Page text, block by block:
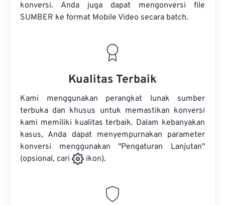
konversi. Anda juga dapat mengonversi file
SUMBER ke format Mobile Video secara batch.
Kualitas Terbaik
Kami menggunakan perangkat lunak sumber
terbuka dan khusus untuk memastikan konversi
kami memiliki kualitas terbaik. Dalam kebanyakan
kasus, Anda dapat menyempurnakan parameter
konversi menggunakan "Pengaturan Lanjutan"
(opsional, cari
ikon).